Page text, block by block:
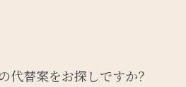
代替案をお探しですか？